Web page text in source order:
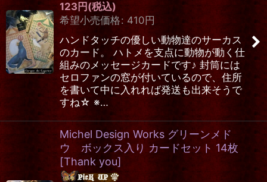
並び順:
絞り込む
123円 (税込)
希望小売価格: 410 円
ハンドタッチの優しい動物達のサーカス
のカード。 ハトメを支点に動物が動く仕
組みのメッセージカードです♪ 封筒には
セロファンの窓が付いているので、住所
を書いて中に入れれば発送も出来そうで
すね☆ ※…
Michel Design Works グリーンメド
ウ ボックス入り カードセット 14枚
[Thank you]